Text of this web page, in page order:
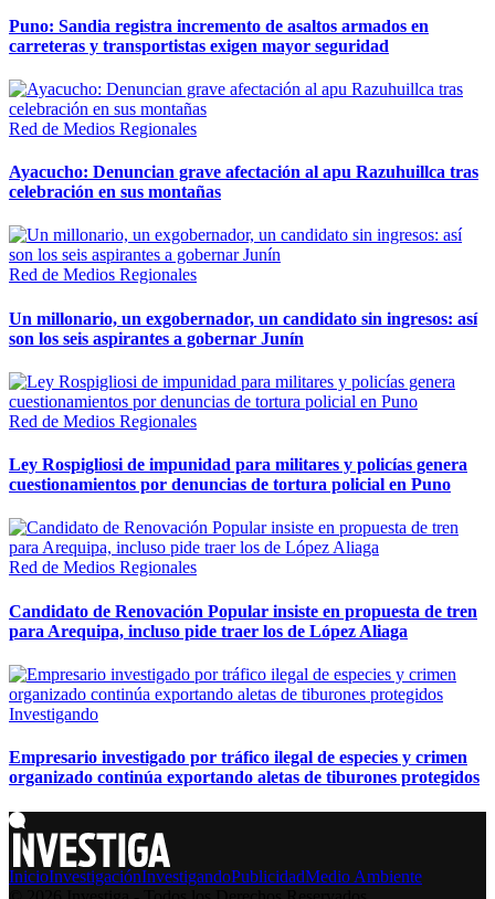
Puno: Sandia registra incremento de asaltos armados en
carreteras y transportistas exigen mayor seguridad
Red de Medios Regionales
Ayacucho: Denuncian grave afectación al apu Razuhuillca tras
celebración en sus montañas
Red de Medios Regionales
Un millonario, un exgobernador, un candidato sin ingresos: así
son los seis aspirantes a gobernar Junín
Red de Medios Regionales
Ley Rospigliosi de impunidad para militares y policías genera
cuestionamientos por denuncias de tortura policial en Puno
Red de Medios Regionales
Candidato de Renovación Popular insiste en propuesta de tren
para Arequipa, incluso pide traer los de López Aliaga
Investigando
Empresario investigado por tráfico ilegal de especies y crimen
organizado continúa exportando aletas de tiburones protegidos
InicioInvestigaciónInvestigandoPublicidadMedio Ambiente